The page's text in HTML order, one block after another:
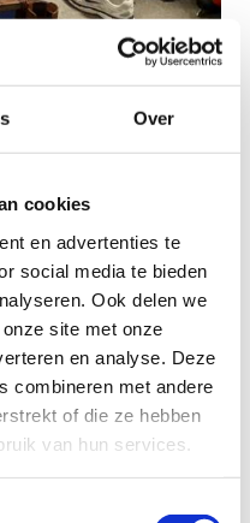
Over
cookies
en advertenties te
social media te bieden
Ook delen we
site met onze
en analyse. Deze
combineren met andere
of die ze hebben
van hun services.
drie sneeuwpistes
slope
met twee
en met de herfst) en
kan je de meest
zoals
recreatief of
de kijker te zetten en
ijsbanen en
zoveel mogelijk